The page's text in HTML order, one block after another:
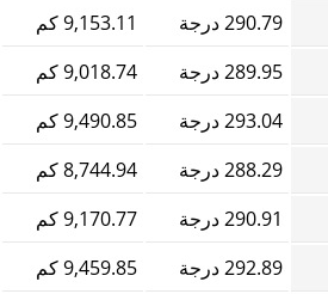
290.79 درجة
9,153.11 كم
289.95 درجة
9,018.74 كم
293.04 درجة
9,490.85 كم
288.29 درجة
8,744.94 كم
290.91 درجة
9,170.77 كم
292.89 درجة
9,459.85 كم